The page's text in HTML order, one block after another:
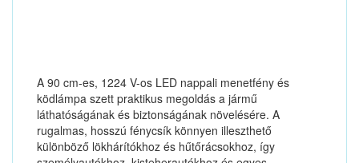
A 90 cm-es, 1224 V-os LED nappali menetfény és
ködlámpa szett praktikus megoldás a jármű
láthatóságának és biztonságának növelésére. A
rugalmas, hosszú fénycsík könnyen illeszthető
különböző lökhárítókhoz és hűtőrácsokhoz, így